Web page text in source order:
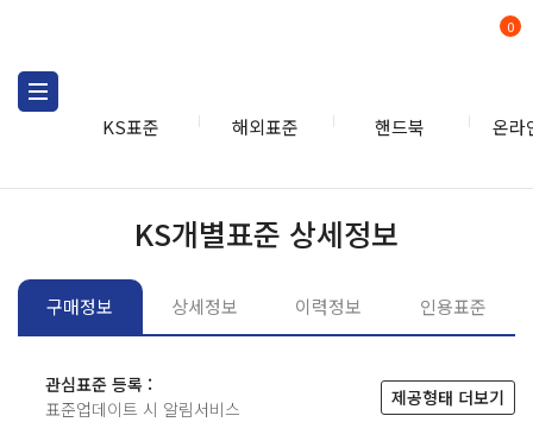
KS표준 해외표준 핸드북 온라
0
KS개별표준 상세정보
구매정보 상세정보 이력정보 인용표준
관심표준 등록 :
표준업데이트 시 알림서비스
제공형태 더보기